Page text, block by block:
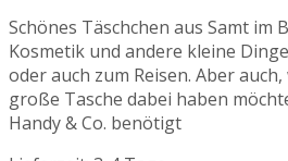
Schönes Täschchen aus Samt im
Kosmetik und andere kleine
oder auch zum Reisen. Aber
große Tasche dabei haben
Handy & Co. benötigt